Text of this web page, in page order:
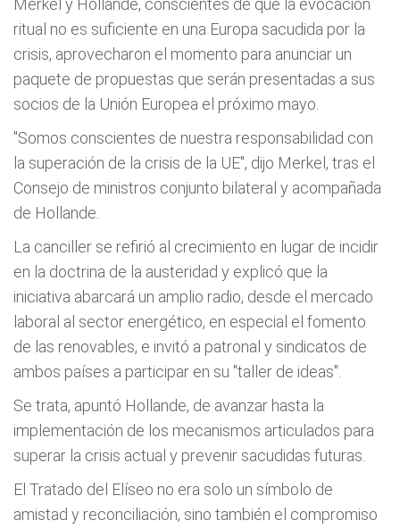
Merkel y Hollande, conscientes de que la evocación
ritual no es suficiente en una Europa sacudida por la
crisis, aprovecharon el momento para anunciar un
paquete de propuestas que serán presentadas a sus
socios de la Unión Europea el próximo mayo.
"Somos conscientes de nuestra responsabilidad con
la superación de la crisis de la UE", dijo Merkel, tras el
Consejo de ministros conjunto bilateral y acompañada
de Hollande.
La canciller se refirió al crecimiento en lugar de incidir
en la doctrina de la austeridad y explicó que la
iniciativa abarcará un amplio radio, desde el mercado
laboral al sector energético, en especial el fomento
de las renovables, e invitó a patronal y sindicatos de
ambos países a participar en su "taller de ideas".
Se trata, apuntó Hollande, de avanzar hasta la
implementación de los mecanismos articulados para
superar la crisis actual y prevenir sacudidas futuras.
El Tratado del Elíseo no era solo un símbolo de
amistad y reconciliación, sino también el compromiso